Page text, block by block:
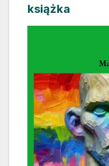
książka